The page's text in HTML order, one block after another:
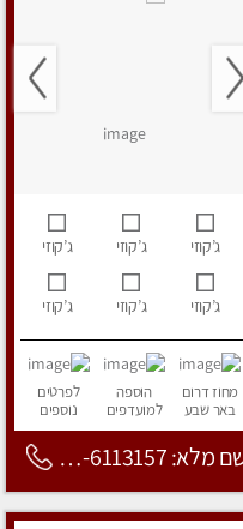
ג’קוזי ג’קוזי ג’קוזי
ג’קוזי ג’קוזי ג’קוזי
מחוז דרום
באר שבע
הוספה
למועדפים
לפרטים
נוספים
שם מלא: 053-6113157